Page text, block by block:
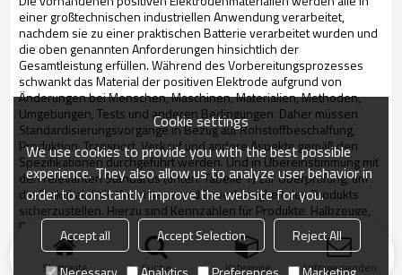
einer großtechnischen industriellen Anwendung verarbeitet,
nachdem sie zu einer praktischen Batterie verarbeitet wurden und
die oben genannten Anforderungen hinsichtlich der
Gesamtleistung erfüllen. Während des Vorbereitungsprozesses
schwankt das Material der positiven Elektrode aufgrund von
Änderungen bei Menschen, Maschinen, Materialien, Methoden,
Umgebungen, Tests und anderen Bedingungen. Daher müssen
Standardisierungsvorgänge in Bezug auf Rohstoffbeschaffung,
Produktion, Transport, Verkauf und andere Aspekte gemäß den
Spezifikationen durchgeführt werden. Und in Übereinstimmung mit
den relevanten Standards (unten: Tabelle 1) zur Überprüfung, um
die Praktikabilität, Konsistenz und Zuverlässigkeit des Produkts
sicherzustellen. Hierzu sind Kennzahlen für Produkte, Halbzeuge,
Rohstoffe etc. erforderlich, die durch die Festlegung von Standards
ermittelt werden müssen.
Startseite Suche Kategorie Anfrage senden
Cookie settings
We use cookies to provide you with the best possible
experience. They also allow us to analyze user behavior in
order to constantly improve the website for you.
Accept all Accept Selection
Reject All